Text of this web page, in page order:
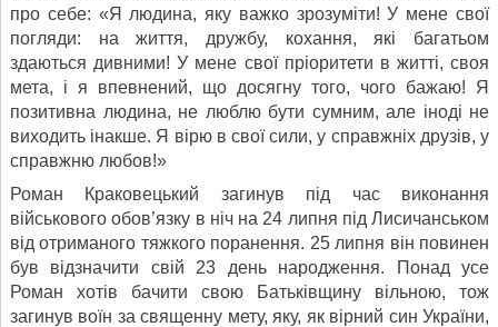
про себе: «Я людина, яку важко зрозуміти! У мене свої
погляди: на життя, дружбу, кохання, які багатьом
здаються дивними! У мене свої пріоритети в житті, своя
мета, і я впевнений, що досягну того, чого бажаю! Я
позитивна людина, не люблю бути сумним, але іноді не
виходить інакше. Я вірю в свої сили, у справжніх друзів, у
справжню любов!»
Роман Краковецький загинув під час виконання
військового обов’язку в ніч на 24 липня під Лисичанськом
від отриманого тяжкого поранення. 25 липня він повинен
був відзначити свій 23 день народження. Понад усе
Роман хотів бачити свою Батьківщину вільною, тож
загинув воїн за священну мету, яку, як вірний син України,